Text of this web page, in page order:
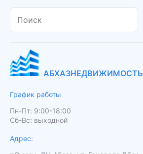
АБХАЗНЕДВИЖИМОСТЬ
График работы
Пн-Пт: 9:00-18:00
Сб-Вс: выходной
Адрес: